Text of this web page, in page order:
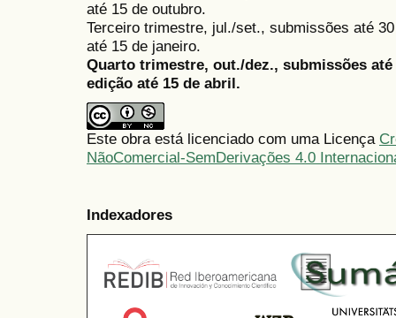
até 15 de outubro.
Terceiro trimestre, jul./set., submissões até
até 15 de janeiro.
Quarto trimestre, out./dez., submissões
edição até 15 de abril.
Este obra está licenciado com uma Licença
NãoComercial-SemDerivações 4.0
Indexadores